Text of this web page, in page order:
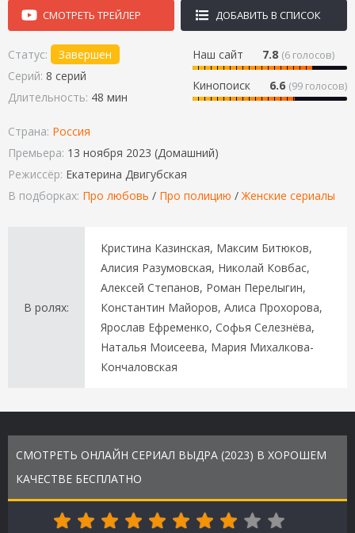
СМОТРЕТЬ ТРЕЙЛЕР ДОБАВИТЬ В СПИСОК
Наш сайт 7.8 (6 голосов)
Кинопоиск 6.6 (99 голосов)
Статус:
Завершен
Серий: 8 серий
Длительность: 48 мин
Страна: Россия
Премьера: 13 ноября 2023 (Домашний)
Режиссёр: Екатерина Двигубская
В подборках: Про любовь / Про полицию /Женские сериалы
В ролях:
Кристина Казинская, Максим Битюков,
Алисия Разумовская, Николай Ковбас,
Алексей Степанов, Роман Перелыгин,
Константин Майоров, Алиса Прохорова,
Ярослав Ефременко, Софья Селезнёва,
Наталья Моисеева, Мария Михалкова-
Кончаловская
СМОТРЕТЬ ОНЛАЙН СЕРИАЛ ВЫДРА (2023) В ХОРОШЕМ
КАЧЕСТВЕ БЕСПЛАТНО